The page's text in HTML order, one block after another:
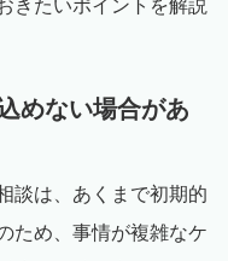
きたいポイントを解説
めない場合があ
談は、あくまで初期的
ため、事情が複雑なケ